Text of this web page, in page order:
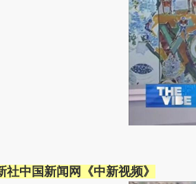
社中国新闻网《中新视频》